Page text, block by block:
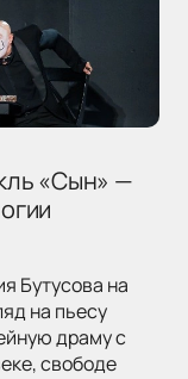
«Сын» —
Бутусова на
на пьесу
драму с
свободе